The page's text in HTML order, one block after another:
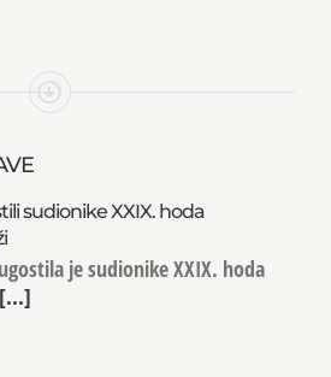
sudionike XXIX. hoda
je sudionike XXIX. hoda
[...]